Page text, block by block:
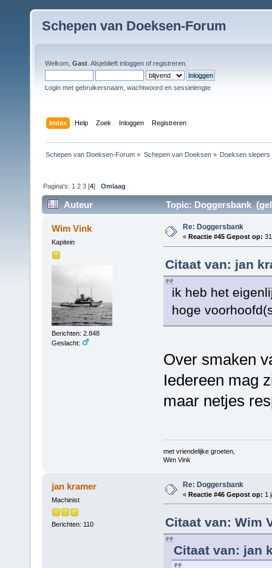
Schepen van Doeksen-Forum
Welkom, Gast . Alsjeblieft inloggen of registreren
Login met gebruikersnaam, wachtwoord en sessielengte
Index Help Zoek Inloggen Registreren
Schepen van Doeksen-Forum » Schepen van Doeksen» Doeksen slepers
Pagina's: 1 2 3 [4]Omlaag
Auteur Topic: Doggersbank
Wim Vink
Kapitein
Berichten: 2.848
Geslacht:
Re: Doggersbank
« Reactie #45 Gepost op:
Citaat van: jan
ik heb het
hoge
Over smaken
Iedereen mag
maar netjes
met vriendelijke groeten,
Wim Vink
jan kramer
Machinist
Berichten: 110
Re: Doggersbank
« Reactie #46 Gepost op: 1
Citaat van: Wim
Citaat van: jan